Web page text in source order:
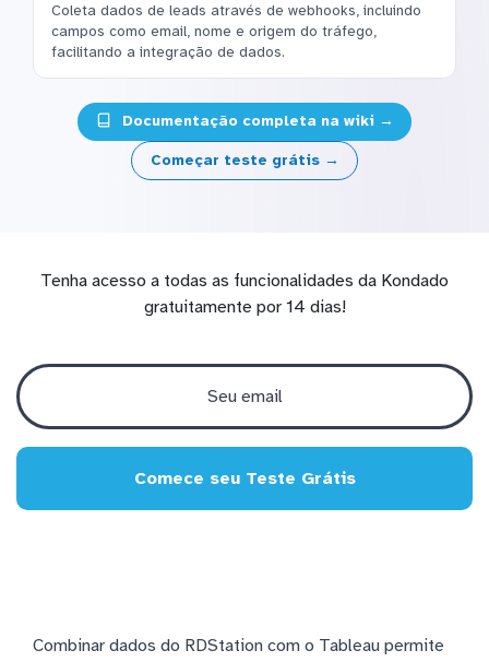
Coleta dados de leads através de webhooks, incluindo
campos como email, nome e origem do tráfego,
facilitando a integração de dados.
Documentação completa na wiki →
Começar teste grátis →
Tenha acesso a todas as funcionalidades da Kondado
gratuitamente por 14 dias!
Comece seu Teste Grátis
Combinar dados do RDStation com o Tableau permite